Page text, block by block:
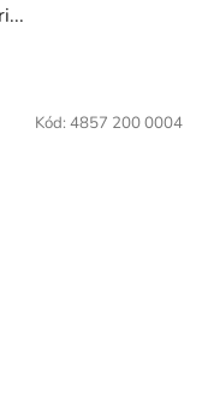
Kód: 4857 200 0004